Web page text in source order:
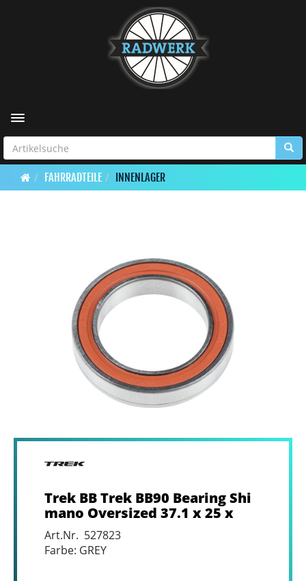
Toggle navigation
FAHRRADTEILE INNENLAGER
Trek BB Trek BB90 Bearing Shi
mano Oversized 37.1 x 25 x
Art.Nr. 527823
Farbe: GREY